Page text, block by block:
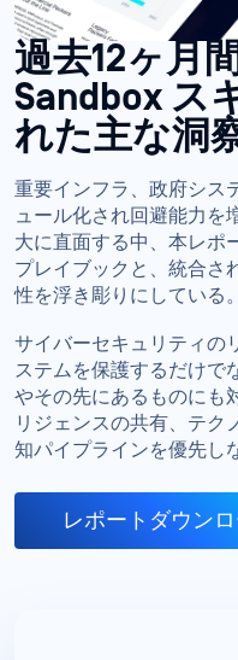
過去12ヶ月
Sandbox ス
れた主な洞
重要インフラ、政府シス
ュール化され回避能力を
大に直面する中、本レポ
プレイブックと、統合さ
性を浮き彫りにしている。
サイバーセキュリティの
ステムを保護するだけで
やその先にあるものにも
リジェンスの共有、テク
知パイプラインを優先し
レポートダウン